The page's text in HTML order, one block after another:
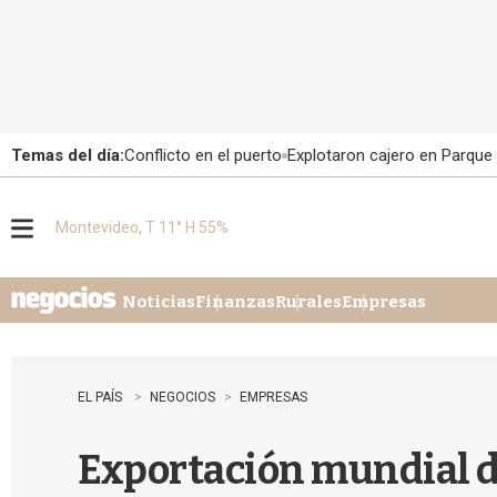
Temas del día:Conflicto en el puerto Explotaron cajero en
u
Montevideo, T 11° H 55%
NoticiasFinanzasRuralesEmpresas
EL PAÍS NEGOCIOS EMPRESAS
Exportación mundial